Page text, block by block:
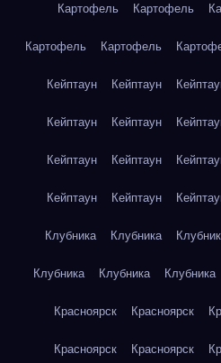
Картофель Картофель
Картофель Картофель
Кейптаун Кейптаун
Кейптаун Кейптаун
Кейптаун Кейптаун
Кейптаун Кейптаун
Клубника Клубника
Клубника Клубника Клубника
Красноярск Красноярск
Красноярск Красноярск